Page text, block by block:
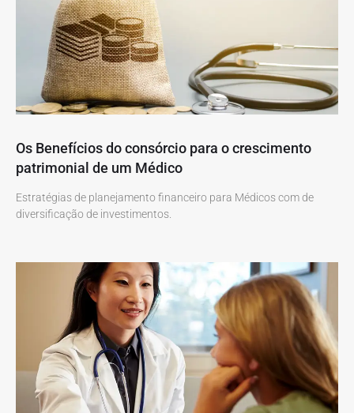
Os Benefícios do consórcio para o crescimento
patrimonial de um Médico
Estratégias de planejamento financeiro para Médicos com de
diversificação de investimentos.